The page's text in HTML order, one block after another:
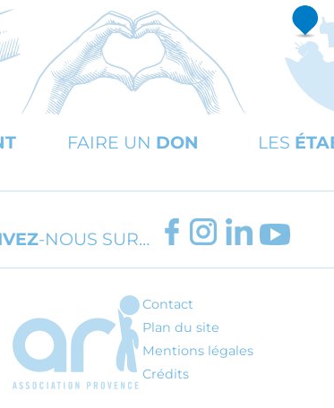
FAIRE UN DON LES
-NOUS SUR…
FACEBOOK
INSTAGRAM
LINKEDIN
ARI - Association régionale pour
Contact
Plan du site
Mentions légales
Crédits